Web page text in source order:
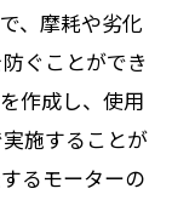
、摩耗や劣化
ぐことができ
作成し、使用
施することが
るモーターの